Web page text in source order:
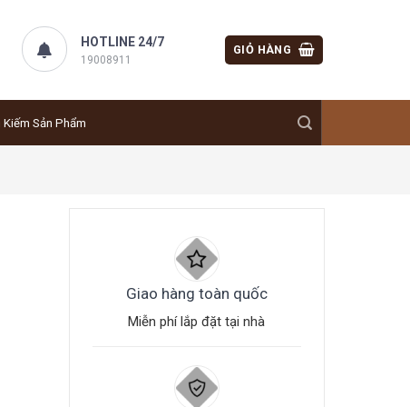
HOTLINE 24/7
19008911
GIỎ HÀNG
Giao hàng toàn quốc
Miễn phí lắp đặt tại nhà